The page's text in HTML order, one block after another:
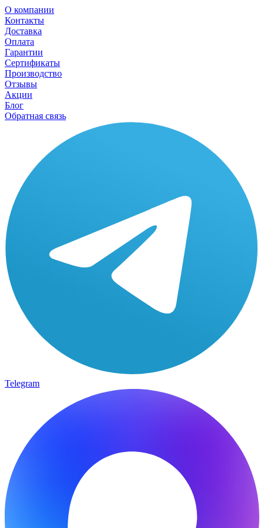
О компании
Контакты
Доставка
Оплата
Гарантии
Сертификаты
Производство
Отзывы
Акции
Блог
Обратная связь
Telegram